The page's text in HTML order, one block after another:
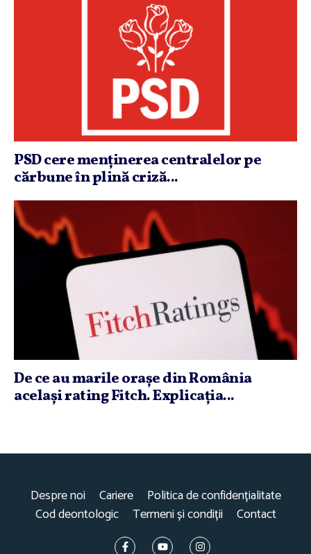
PSD cere menţinerea centralelor pe
cărbune în plină criză...
De ce au marile oraşe din România
acelaşi rating Fitch. Explicaţia...
Despre noi Cariere
Politica de confidențialitate
Cod deontologic
Termeni și condiții Contact